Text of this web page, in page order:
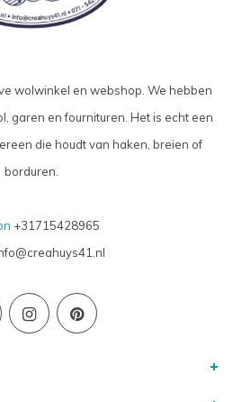
wolwinkel en webshop. We hebben
garen en fournituren. Het is echt een
die houdt van haken, breien of
borduren.
+31715428965